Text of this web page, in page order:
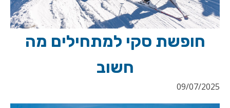
חופשת סקי למתחילים מה
חשוב
09/07/2025